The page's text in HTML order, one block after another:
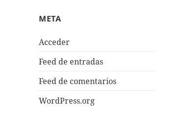
META
Acceder
Feed de entradas
Feed de comentarios
WordPress.org